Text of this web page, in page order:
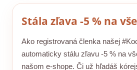
Stála zľava -5 % na
Ako registrovaná členka našej
automaticky stálu zľavu -5 % na
našom e-shope. Či už hľadáš